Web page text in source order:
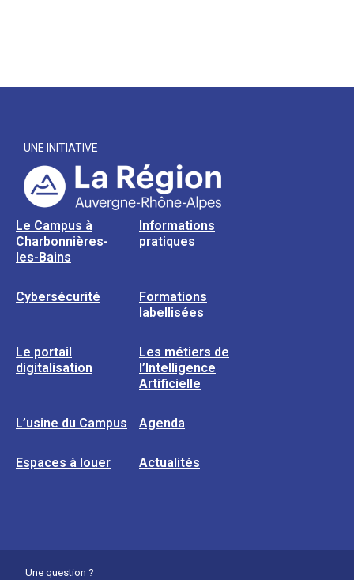
UNE INITIATIVE
Le Campus à
Charbonnières-
les-Bains
Informations
pratiques
Cybersécurité
Formations
labellisées
Le portail
digitalisation
Les métiers de
l’Intelligence
Artificielle
L’usine du Campus Agenda
Espaces à louer Actualités
Une question ?